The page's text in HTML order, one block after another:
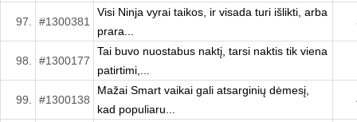
97. #1300381
Visi Ninja vyrai taikos, ir visada turi išlikti, arba
prara...
98. #1300177
Tai buvo nuostabus naktį, tarsi naktis tik viena
patirtimi,...
99. #1300138
Mažai Smart vaikai gali atsarginių dėmesį,
kad populiaru...